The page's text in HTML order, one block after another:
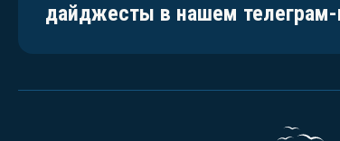
дайджесты в нашем телеграм-